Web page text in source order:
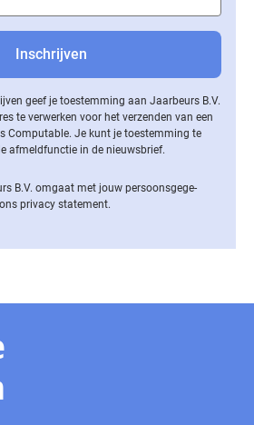
geef je toestemming aan Jaarbeurs B.V.
te verwerken voor het verzenden van een
Computable. Je kunt je toestemming te
af­meld­func­tie in de nieuwsbrief.
B.V. omgaat met jouw per­soons­ge­ge­
privacy statement.